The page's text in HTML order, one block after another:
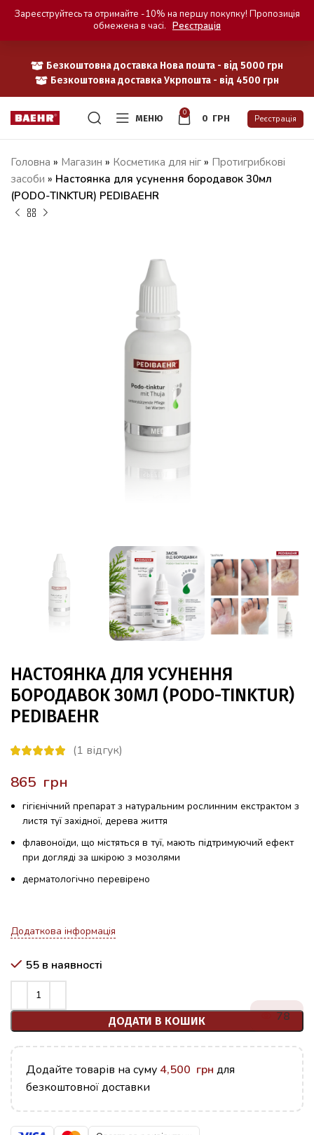
Безкоштовна доставка Нова пошта - від 5000 грн
Безкоштовна доставка Укрпошта - від 4500 грн
МЕНЮ
0
0 ГРН Реєстрація
Головна » Магазин » Косметика для ніг » Протигрибкові
засоби » Настоянка для усунення бородавок 30мл
(PODO-TINKTUR) PEDIBAEHR
НАСТОЯНКА ДЛЯ УСУНЕННЯ
БОРОДАВОК 30МЛ (PODO-TINKTUR)
PEDIBAEHR
(1 відгук)
грн
гігієнічний препарат з натуральним рослинним екстрактом з
листя туї західної, дерева життя
флавоноїди, що містяться в туї, мають підтримуючий ефект
при догляді за шкірою з мозолями
дерматологічно перевірено
Додаткова інформація
55 в наявності
ДОДАТИ В КОШИК 78
Додайте товарів на суму 4,500 грн для
безкоштовної доставки
Зареєструйтесь та отримайте -10% на першу покупку! Пропозиція
обмежена в часі. Реєстрація